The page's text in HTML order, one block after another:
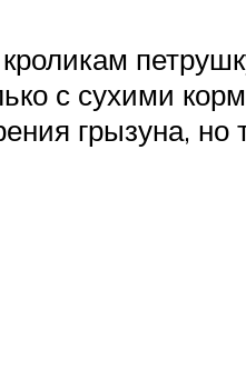
с сухими
грызуна, но